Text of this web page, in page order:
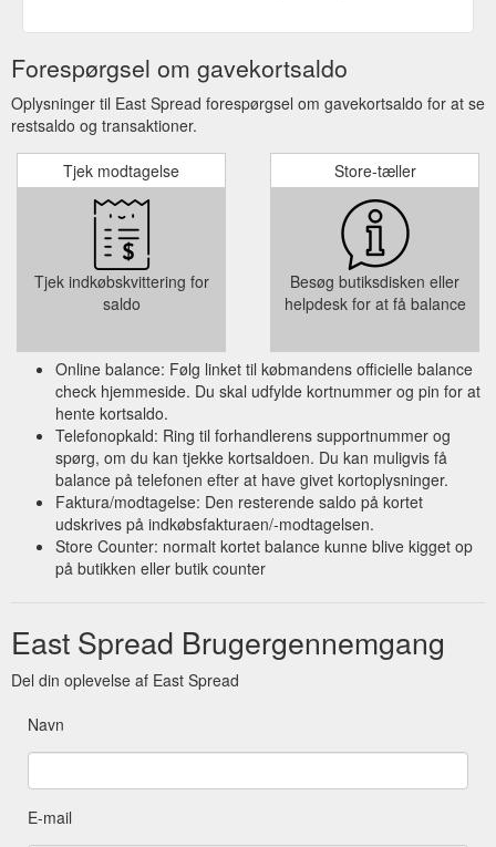
Forespørgsel om gavekortsaldo
Oplysninger til East Spread forespørgsel om gavekortsaldo for at se
restsaldo og transaktioner.
Tjek modtagelse
Tjek indkøbskvittering for
saldo
Store-tæller
Besøg butiksdisken eller
helpdesk for at få balance
Online balance: Følg linket til købmandens officielle balance
check hjemmeside. Du skal udfylde kortnummer og pin for at
hente kortsaldo.
Telefonopkald: Ring til forhandlerens supportnummer og
spørg, om du kan tjekke kortsaldoen. Du kan muligvis få
balance på telefonen efter at have givet kortoplysninger.
Faktura/modtagelse: Den resterende saldo på kortet
udskrives på indkøbsfakturaen/-modtagelsen.
Store Counter: normalt kortet balance kunne blive kigget op
på butikken eller butik counter
East Spread Brugergennemgang
Del din oplevelse af East Spread
Navn
E-mail